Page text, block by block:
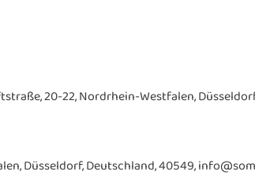
20-22, Nordrhein-Westfalen,
Düsseldorf, Deutschland, 40549,